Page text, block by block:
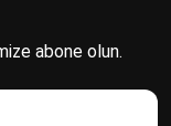
abone olun.